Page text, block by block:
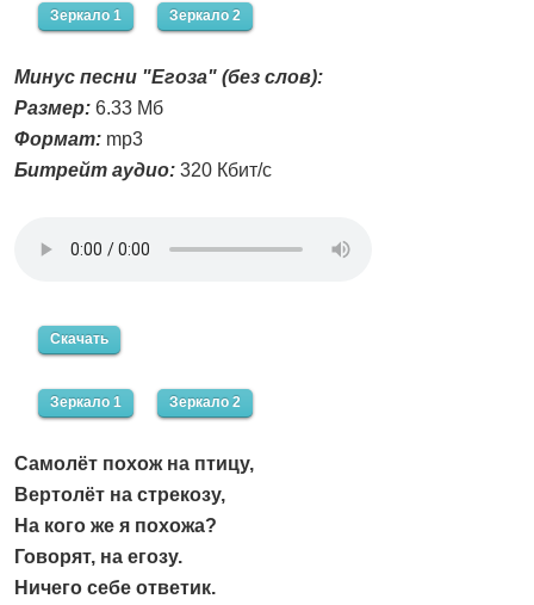
Зеркало 1 Зеркало 2
Минус песни "Егоза" (без слов):
Размер: 6.33 Мб
Формат: mp3
Битрейт аудио: 320 Кбит/с
Скачать
Зеркало 1 Зеркало 2
Самолёт похож на птицу,
Вертолёт на стрекозу,
На кого же я похожа?
Говорят, на егозу.
Ничего себе ответик.